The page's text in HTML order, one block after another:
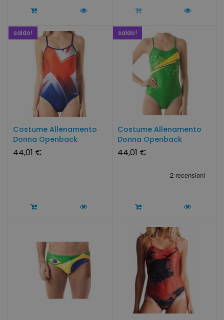
saldo!
Costume Allenamento
Donna Openback
INGHILTERRA...
44,01 €
saldo!
Costume Allenamento
Donna Openback
BRASILE...
44,01 €